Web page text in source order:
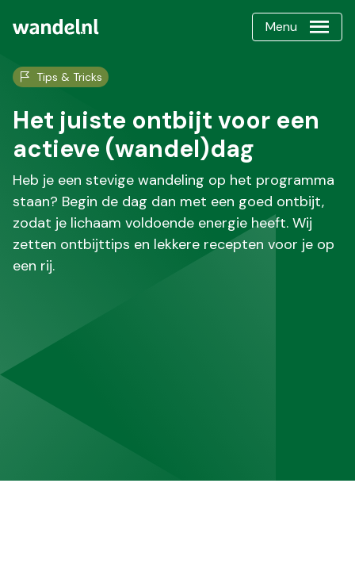
Menu
Tips & Tricks
Het juiste ontbijt voor een
actieve (wandel)dag
Heb je een stevige wandeling op het programma
staan? Begin de dag dan met een goed ontbijt,
zodat je lichaam voldoende energie heeft. Wij
zetten ontbijttips en lekkere recepten voor je op
een rij.